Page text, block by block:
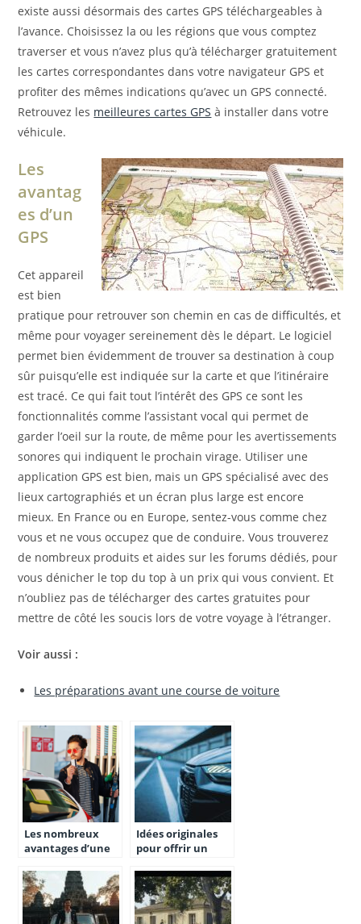
existe aussi désormais des cartes GPS téléchargeables à
l’avance. Choisissez la ou les régions que vous comptez
traverser et vous n’avez plus qu’à télécharger gratuitement
les cartes correspondantes dans votre navigateur GPS et
profiter des mêmes indications qu’avec un GPS connecté.
Retrouvez les meilleures cartes GPS à installer dans votre
véhicule.
Les
avantag
es d’un
GPS
Cet appareil
est bien
pratique pour retrouver son chemin en cas de difficultés, et
même pour voyager sereinement dès le départ. Le logiciel
permet bien évidemment de trouver sa destination à coup
sûr puisqu’elle est indiquée sur la carte et que l’itinéraire
est tracé. Ce qui fait tout l’intérêt des GPS ce sont les
fonctionnalités comme l’assistant vocal qui permet de
garder l’oeil sur la route, de même pour les avertissements
sonores qui indiquent le prochain virage. Utiliser une
application GPS est bien, mais un GPS spécialisé avec des
lieux cartographiés et un écran plus large est encore
mieux. En France ou en Europe, sentez-vous comme chez
vous et ne vous occupez que de conduire. Vous trouverez
de nombreux produits et aides sur les forums dédiés, pour
vous dénicher le top du top à un prix qui vous convient. Et
n’oubliez pas de télécharger des cartes gratuites pour
mettre de côté les soucis lors de votre voyage à l’étranger.
Voir aussi :
Les préparations avant une course de voiture
Les nombreux
avantages d’une
Idées originales
pour offrir un
pour la fête des
pères